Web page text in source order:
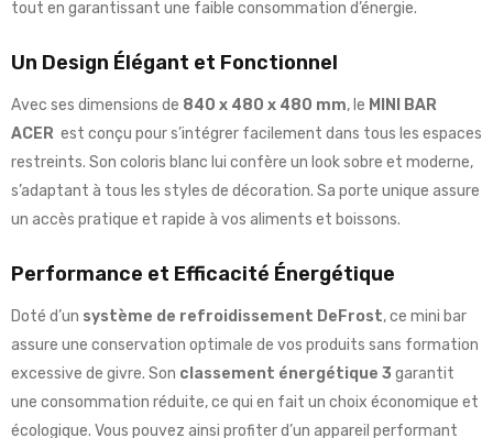
tout en garantissant une faible consommation d’énergie.
Un Design Élégant et Fonctionnel
Avec ses dimensions de 840 x 480 x 480 mm, le MINI BAR
ACER est conçu pour s’intégrer facilement dans tous les espaces
restreints. Son coloris blanc lui confère un look sobre et moderne,
s’adaptant à tous les styles de décoration. Sa porte unique assure
un accès pratique et rapide à vos aliments et boissons.
Performance et Efficacité Énergétique
Doté d’un système de refroidissement DeFrost, ce mini bar
assure une conservation optimale de vos produits sans formation
excessive de givre. Son classement énergétique 3 garantit
une consommation réduite, ce qui en fait un choix économique et
écologique. Vous pouvez ainsi profiter d’un appareil performant